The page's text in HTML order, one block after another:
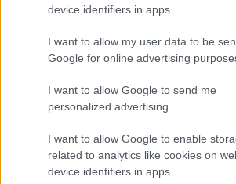
device identifiers in apps.
I want to allow my user data to be
Google for online advertising
I want to allow Google to send me
personalized advertising.
I want to allow Google to enable
related to analytics like cookies on
device identifiers in apps.
FOCUS PMI